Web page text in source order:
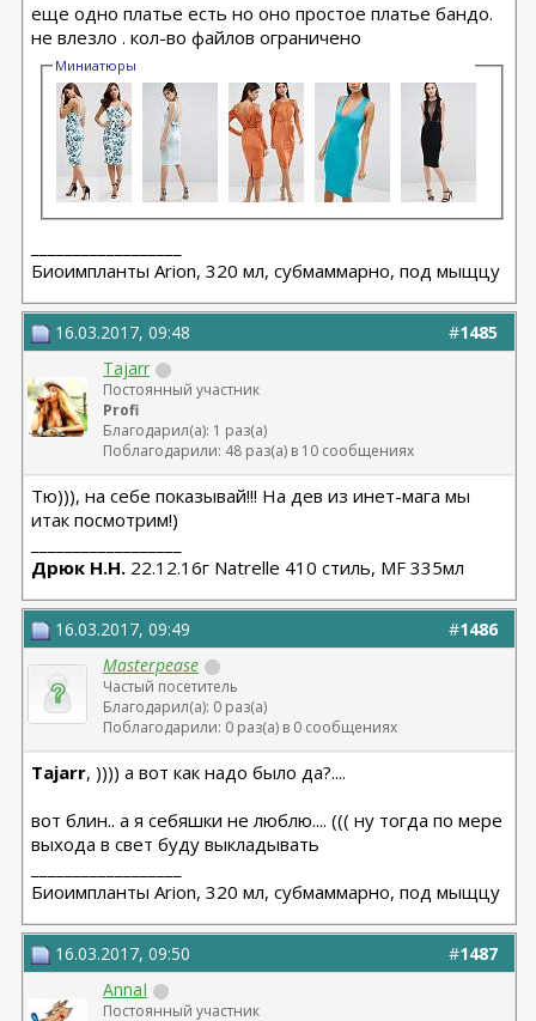
еще одно платье есть но оно простое платье бандо.
не влезло . кол-во файлов ограничено
Миниатюры
Биоимпланты Arion, 320 мл, субмаммарно, под мыщцу
#1485
16.03.2017, 09:48
Tajarr
Постоянный участник
Profi
Благодарил(а): 1 раз(а)
Поблагодарили: 48 раз(а) в 10 сообщениях
Тю))), на себе показывай!!! На дев из инет-мага мы
итак посмотрим!)
Дрюк Н.Н. 22.12.16г Natrelle 410 стиль, MF 335мл
#1486
16.03.2017, 09:49
Masterpease
Частый посетитель
Благодарил(а): 0 раз(а)
Поблагодарили: 0 раз(а) в 0 сообщениях
Tajarr, )))) а вот как надо было да?....
вот блин.. а я себяшки не люблю.... ((( ну тогда по мере
выхода в свет буду выкладывать
Биоимпланты Arion, 320 мл, субмаммарно, под мыщцу
#1487
16.03.2017, 09:50
AnnaI
Постоянный участник